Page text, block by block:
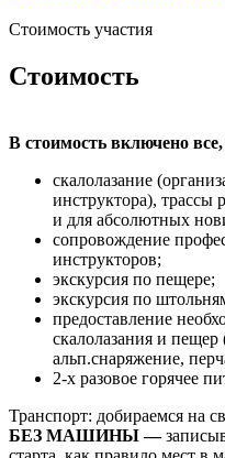
Стоимость участия
Стоимость
В стоимость включено
скалолазание
инструктора), трассы
и для абсолютных
сопровождение
инструкторов;
экскурсия по пещере;
экскурсия по
предоставление
скалолазания и
альп.снаряжение,
2-х разовое горячее
Транспорт: добираемся на
БЕЗ МАШИНЫ —